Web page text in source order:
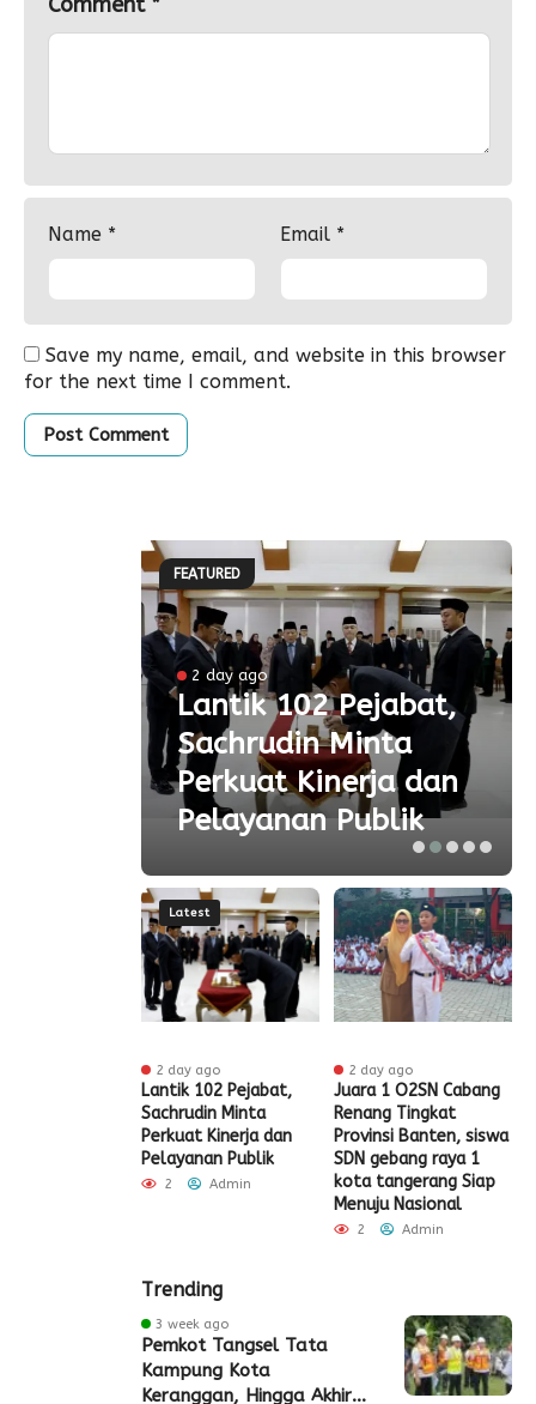
Name * Email *
Save my name, email, and website in this browser
for the next time I comment.
FEATURED
2 day ago
Lantik 102 Pejabat,
Sachrudin Minta
Perkuat Kinerja dan
Pelayanan Publik
Latest
2 day ago
Lantik 102 Pejabat,
Sachrudin Minta
Perkuat Kinerja dan
Pelayanan Publik
2 Admin
2 day ago
Juara 1 O2SN Cabang
Renang Tingkat
Provinsi Banten, siswa
SDN gebang raya 1
kota tangerang Siap
Menuju Nasional
2 Admin
Trending
3 week ago
Pemkot Tangsel Tata
Kampung Kota
Keranggan, Hingga Akhir